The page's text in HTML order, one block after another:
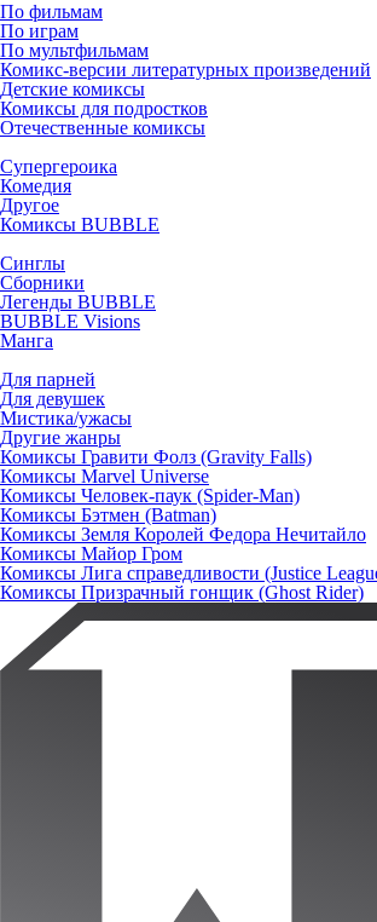
По фильмам
По играм
По мультфильмам
Комикс-версии литературных произведений
Детские комиксы
Комиксы для подростков
Отечественные комиксы
Супергероика
Комедия
Другое
Комиксы BUBBLE
Синглы
Сборники
Легенды BUBBLE
BUBBLE Visions
Манга
Для парней
Для девушек
Мистика/ужасы
Другие жанры
Комиксы Гравити Фолз (Gravity Falls)
Комиксы Marvel Universe
Комиксы Человек-паук (Spider-Man)
Комиксы Бэтмен (Batman)
Комиксы Земля Королей Федора Нечитайло
Комиксы Майор Гром
Комиксы Лига справедливости (Justice
Комиксы Призрачный гонщик (Ghost Rider)